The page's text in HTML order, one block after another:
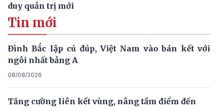
duy quản trị mới
Tin mới
Đình Bắc lập cú đúp, Việt Nam vào bán kết với
ngôi nhất bảng A
08/08/2026
Tăng cường liên kết vùng, nâng tầm điểm đến